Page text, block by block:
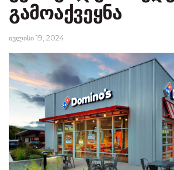
გამოაქვეყნა
ივლისი 19, 2024